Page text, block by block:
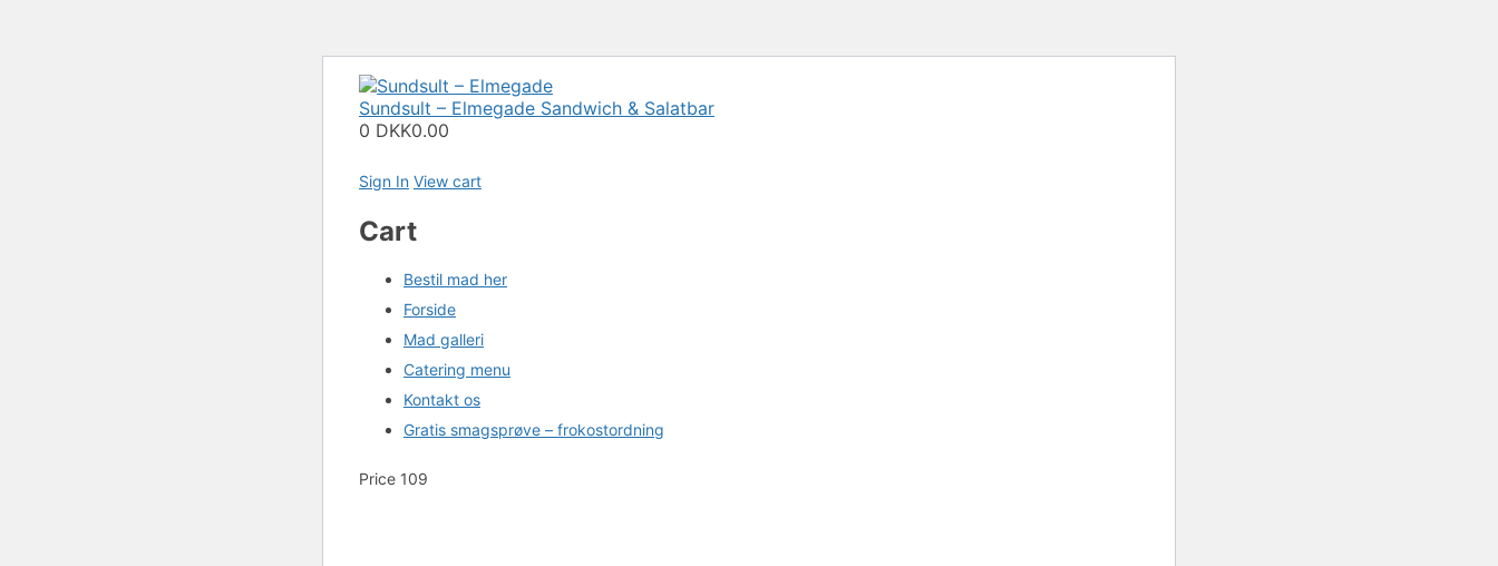
Sundsult – Elmegade Sandwich & Salatbar
0 DKK0.00
Sign In View cart
Cart
Bestil mad her
Forside
Mad galleri
Catering menu
Kontakt os
Gratis smagsprøve – frokostordning
Price 109